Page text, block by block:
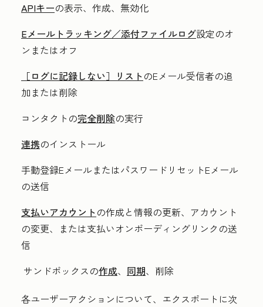
APIキーの表示、作成、無効化
Eメールトラッキング／添付ファイルログ設定のオ
ンまたはオフ
［ログに記録しない］リストのEメール受信者の追
加または削除
コンタクトの完全削除の実行
連携のインストール
手動登録EメールまたはパスワードリセットEメール
の送信
支払いアカウントの作成と情報の更新、アカウント
の変更、または支払いオンボーディングリンクの送
信
サンドボックスの作成、 同期、削除
各ユーザーアクションについて、エクスポートに次